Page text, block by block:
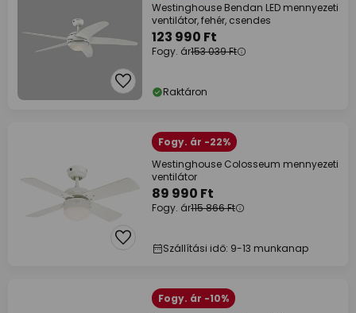
Westinghouse Bendan LED mennyezeti
ventilátor, fehér, csendes
123 990 Ft
Fogy. ár153 039 Ft
Raktáron
Fogy. ár -22%
Westinghouse Colosseum mennyezeti
ventilátor
89 990 Ft
Fogy. ár115 866 Ft
Szállítási idő: 9-13 munkanap
Fogy. ár -10%